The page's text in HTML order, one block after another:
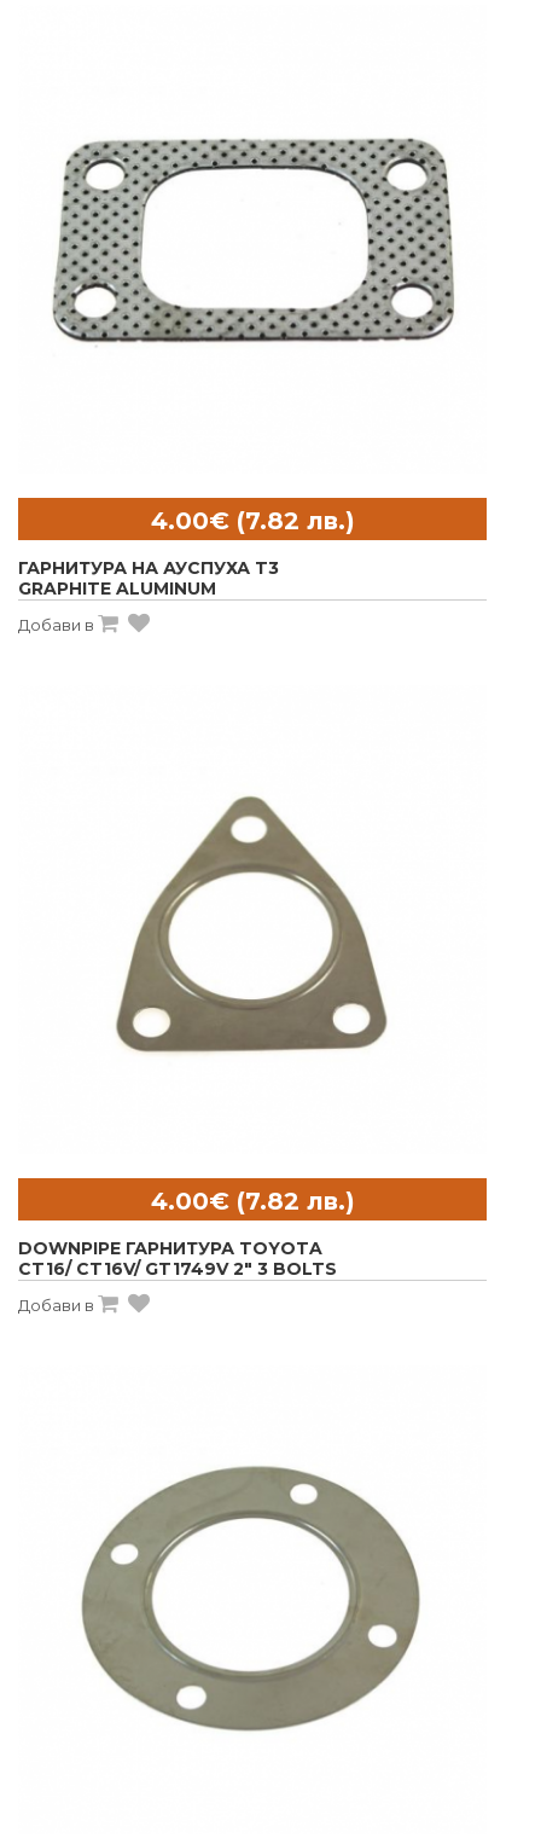
ГАРНИТУРА НА АУСПУХА T3
GRAPHITE ALUMINUM
Добави в
DOWNPIPE ГАРНИТУРА TOYOTA
CT16/ CT16V/ GT1749V 2" 3 BOLTS
Добави в